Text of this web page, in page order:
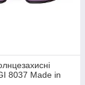
8037 Made in